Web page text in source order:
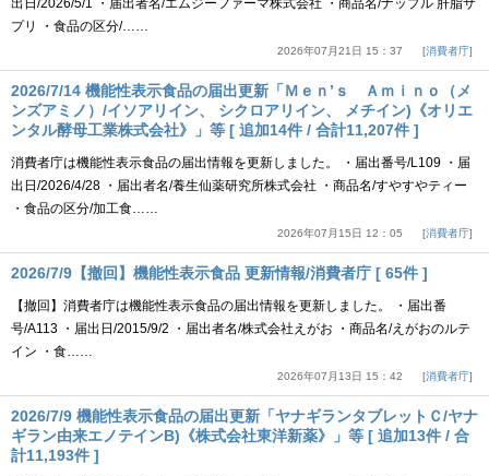
出日/2026/5/1 ・届出者名/エムジーファーマ株式会社 ・商品名/ナップル 肝脂サ
プリ ・食品の区分/……
2026年07月21日 15：37 消費者庁
2026/7/14 機能性表示食品の届出更新「Ｍｅｎ’ｓ Ａｍｉｎｏ（メ
ンズアミノ）/イソアリイン、 シクロアリイン、 メチイン)《オリエ
ンタル酵母工業株式会社》」等 [ 追加14件 / 合計11,207件 ]
消費者庁は機能性表示食品の届出情報を更新しました。 ・届出番号/L109 ・届
出日/2026/4/28 ・届出者名/養生仙薬研究所株式会社 ・商品名/すやすやティー
・食品の区分/加工食……
2026年07月15日 12：05 消費者庁
2026/7/9【撤回】機能性表示食品 更新情報/消費者庁 [ 65件 ]
【撤回】消費者庁は機能性表示食品の届出情報を更新しました。 ・届出番
号/A113 ・届出日/2015/9/2 ・届出者名/株式会社えがお ・商品名/えがおのルテ
イン ・食……
2026年07月13日 15：42 消費者庁
2026/7/9 機能性表示食品の届出更新「ヤナギランタブレットＣ/ヤナ
ギラン由来エノテインB)《株式会社東洋新薬》」等 [ 追加13件 / 合
計11,193件 ]